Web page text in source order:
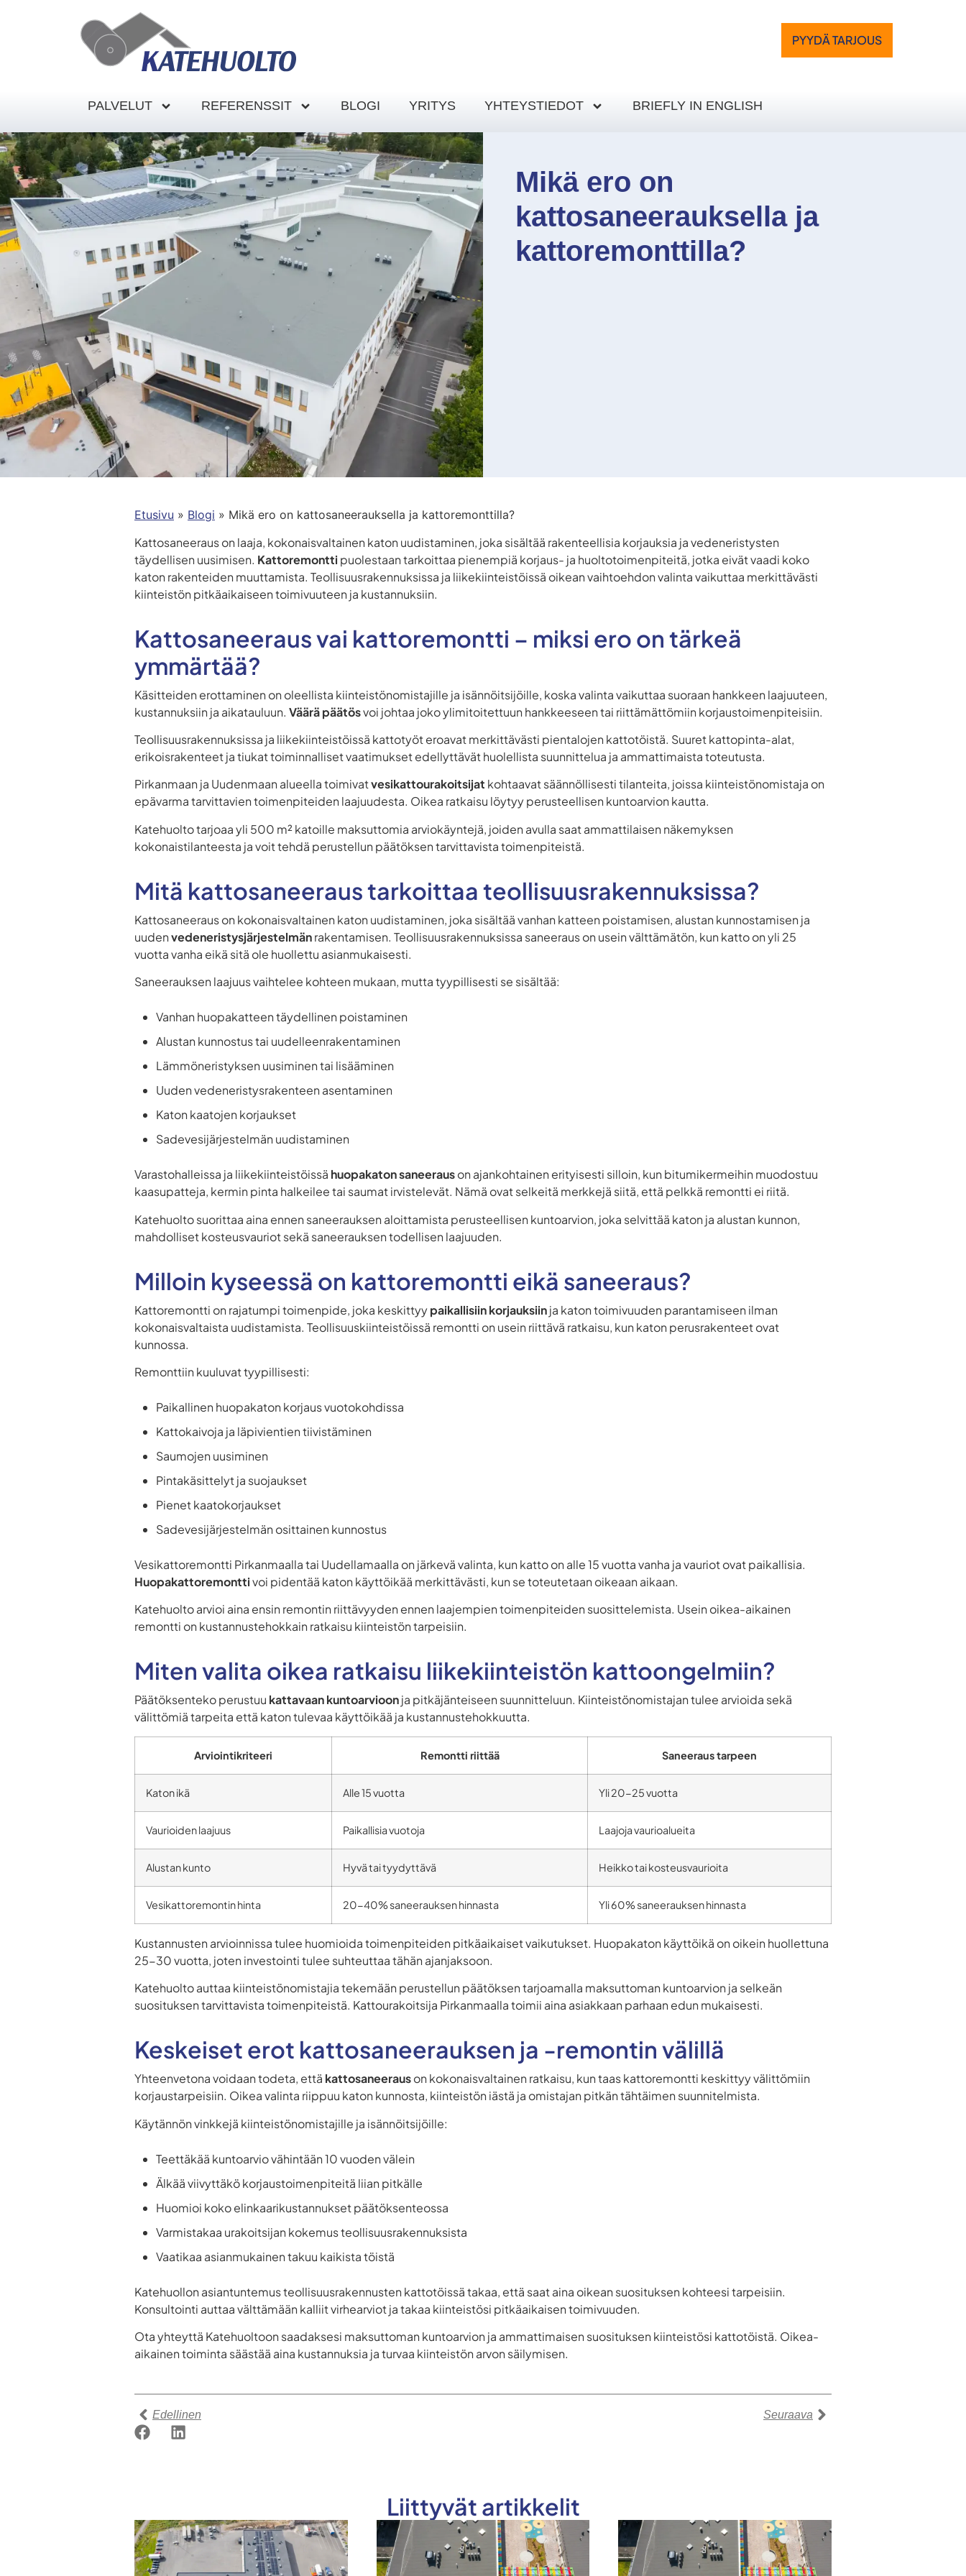
PYYDÄ TARJOUS
PALVELUT REFERENSSIT BLOGI YRITYS YHTEYSTIEDOT BRIEFLY IN ENGLISH
Mikä ero on
kattosaneerauksella ja
kattoremonttilla?
Etusivu » Blogi » Mikä ero on kattosaneerauksella ja kattoremonttilla?
Kattosaneeraus on laaja, kokonaisvaltainen katon uudistaminen, joka sisältää rakenteellisia korjauksia ja vedeneristysten
täydellisen uusimisen. Kattoremontti puolestaan tarkoittaa pienempiä korjaus- ja huoltotoimenpiteitä, jotka eivät vaadi koko
katon rakenteiden muuttamista. Teollisuusrakennuksissa ja liikekiinteistöissä oikean vaihtoehdon valinta vaikuttaa merkittävästi
kiinteistön pitkäaikaiseen toimivuuteen ja kustannuksiin.
Kattosaneeraus vai kattoremontti – miksi ero on tärkeä
ymmärtää?
Käsitteiden erottaminen on oleellista kiinteistönomistajille ja isännöitsijöille, koska valinta vaikuttaa suoraan hankkeen laajuuteen,
kustannuksiin ja aikatauluun. Väärä päätösvoi johtaa joko ylimitoitettuun hankkeeseen tai riittämättömiin korjaustoimenpiteisiin.
Teollisuusrakennuksissa ja liikekiinteistöissä kattotyöt eroavat merkittävästi pientalojen kattotöistä. Suuret kattopinta-alat,
erikoisrakenteet ja tiukat toiminnalliset vaatimukset edellyttävät huolellista suunnittelua ja ammattimaista toteutusta.
Pirkanmaan ja Uudenmaan alueella toimivatvesikattourakoitsijat kohtaavat säännöllisesti tilanteita, joissa kiinteistönomistaja on
epävarma tarvittavien toimenpiteiden laajuudesta. Oikea ratkaisu löytyy perusteellisen kuntoarvion kautta.
Katehuolto tarjoaa yli 500 m² katoille maksuttomia arviokäyntejä, joiden avulla saat ammattilaisen näkemyksen
kokonaistilanteesta ja voit tehdä perustellun päätöksen tarvittavista toimenpiteistä.
Mitä kattosaneeraus tarkoittaa teollisuusrakennuksissa?
Kattosaneeraus on kokonaisvaltainen katon uudistaminen, joka sisältää vanhan katteen poistamisen, alustan kunnostamisen ja
uudenvedeneristysjärjestelmänrakentamisen. Teollisuusrakennuksissa saneeraus on usein välttämätön, kun katto on yli 25
vuotta vanha eikä sitä ole huollettu asianmukaisesti.
Saneerauksen laajuus vaihtelee kohteen mukaan, mutta tyypillisesti se sisältää:
Vanhan huopakatteen täydellinen poistaminen
Alustan kunnostus tai uudelleenrakentaminen
Lämmöneristyksen uusiminen tai lisääminen
Uuden vedeneristysrakenteen asentaminen
Katon kaatojen korjaukset
Sadevesijärjestelmän uudistaminen
Varastohalleissa ja liikekiinteistöissä huopakaton saneerauson ajankohtainen erityisesti silloin, kun bitumikermeihin muodostuu
kaasupatteja, kermin pinta halkeilee tai saumat irvistelevät. Nämä ovat selkeitä merkkejä siitä, että pelkkä remontti ei riitä.
Katehuolto suorittaa aina ennen saneerauksen aloittamista perusteellisen kuntoarvion, joka selvittää katon ja alustan kunnon,
mahdolliset kosteusvauriot sekä saneerauksen todellisen laajuuden.
Milloin kyseessä on kattoremontti eikä saneeraus?
Kattoremontti on rajatumpi toimenpide, joka keskittyypaikallisiin korjauksiinja katon toimivuuden parantamiseen ilman
kokonaisvaltaista uudistamista. Teollisuuskiinteistöissä remontti on usein riittävä ratkaisu, kun katon perusrakenteet ovat
kunnossa.
Remonttiin kuuluvat tyypillisesti:
Paikallinen huopakaton korjaus vuotokohdissa
Kattokaivoja ja läpivientien tiivistäminen
Saumojen uusiminen
Pintakäsittelyt ja suojaukset
Pienet kaatokorjaukset
Sadevesijärjestelmän osittainen kunnostus
Vesikattoremontti Pirkanmaalla tai Uudellamaalla on järkevä valinta, kun katto on alle 15 vuotta vanha ja vauriot ovat paikallisia.
Huopakattoremonttivoi pidentää katon käyttöikää merkittävästi, kun se toteutetaan oikeaan aikaan.
Katehuolto arvioi aina ensin remontin riittävyyden ennen laajempien toimenpiteiden suosittelemista. Usein oikea-aikainen
remontti on kustannustehokkain ratkaisu kiinteistön tarpeisiin.
Miten valita oikea ratkaisu liikekiinteistön kattoongelmiin?
Päätöksenteko perustuu kattavaan kuntoarvioonja pitkäjänteiseen suunnitteluun. Kiinteistönomistajan tulee arvioida sekä
välittömiä tarpeita että katon tulevaa käyttöikää ja kustannustehokkuutta.
Arviointikriteeri Remontti riittää Saneeraus tarpeen
Katon ikä Alle 15 vuotta Yli 20-25 vuotta
Vaurioiden laajuus Paikallisia vuotoja Laajoja vaurioalueita
Alustan kunto Hyvä tai tyydyttävä Heikko tai kosteusvaurioita
Vesikattoremontin hinta 20-40% saneerauksen hinnasta Yli 60% saneerauksen hinnasta
Kustannusten arvioinnissa tulee huomioida toimenpiteiden pitkäaikaiset vaikutukset. Huopakaton käyttöikä on oikein huollettuna
25-30 vuotta, joten investointi tulee suhteuttaa tähän ajanjaksoon.
Katehuolto auttaa kiinteistönomistajia tekemään perustellun päätöksen tarjoamalla maksuttoman kuntoarvion ja selkeän
suosituksen tarvittavista toimenpiteistä. Kattourakoitsija Pirkanmaalla toimii aina asiakkaan parhaan edun mukaisesti.
Keskeiset erot kattosaneerauksen ja -remontin välillä
Yhteenvetona voidaan todeta, että kattosaneerauson kokonaisvaltainen ratkaisu, kun taas kattoremontti keskittyy välittömiin
korjaustarpeisiin. Oikea valinta riippuu katon kunnosta, kiinteistön iästä ja omistajan pitkän tähtäimen suunnitelmista.
Käytännön vinkkejä kiinteistönomistajille ja isännöitsijöille:
Teettäkää kuntoarvio vähintään 10 vuoden välein
Älkää viivyttäkö korjaustoimenpiteitä liian pitkälle
Huomioi koko elinkaarikustannukset päätöksenteossa
Varmistakaa urakoitsijan kokemus teollisuusrakennuksista
Vaatikaa asianmukainen takuu kaikista töistä
Katehuollon asiantuntemus teollisuusrakennusten kattotöissä takaa, että saat aina oikean suosituksen kohteesi tarpeisiin.
Konsultointi auttaa välttämään kalliit virhearviot ja takaa kiinteistösi pitkäaikaisen toimivuuden.
Ota yhteyttä Katehuoltoon saadaksesi maksuttoman kuntoarvion ja ammattimaisen suosituksen kiinteistösi kattotöistä. Oikea-
aikainen toiminta säästää aina kustannuksia ja turvaa kiinteistön arvon säilymisen.
Edellinen Seuraava
Liittyvät artikkelit